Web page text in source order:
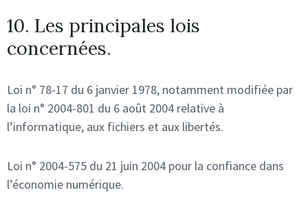
10. Les principales lois
concernées.
Loi n° 78-17 du 6 janvier 1978, notamment modifiée par
la loi n° 2004-801 du 6 août 2004 relative à
l’informatique, aux fichiers et aux libertés.
Loi n° 2004-575 du 21 juin 2004 pour la confiance dans
l’économie numérique.